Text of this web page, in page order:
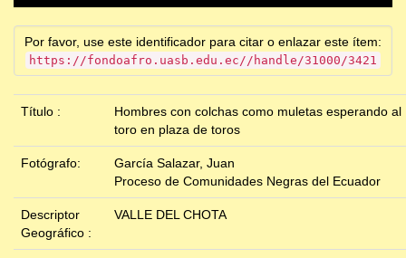
Por favor, use este identificador para citar o enlazar este ítem:
https://fondoafro.uasb.edu.ec//handle/31000/3421
Título :
Hombres con colchas como muletas esperando al
toro en plaza de toros
Fotógrafo:
García Salazar, Juan
Proceso de Comunidades Negras del Ecuador
Descriptor
Geográfico :
VALLE DEL CHOTA